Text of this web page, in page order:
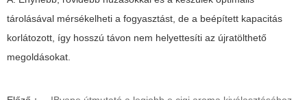
tárolásával mérsékelheti a fogyasztást, de a beépített kapacitás
korlátozott, így hosszú távon nem helyettesíti az újratölthető
megoldásokat.